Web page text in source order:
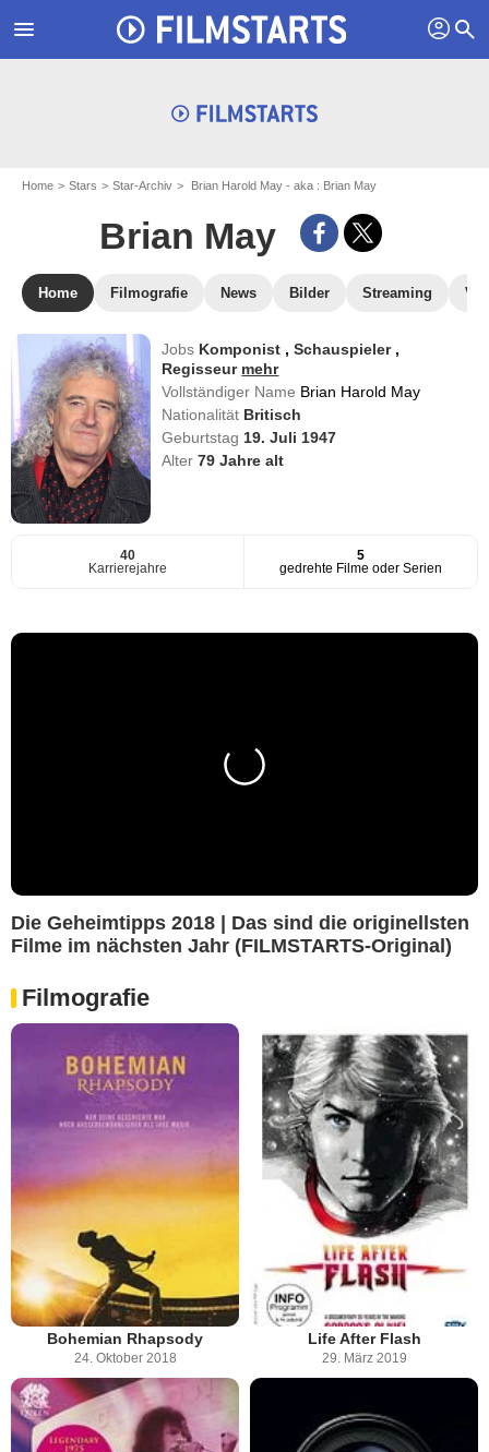
menu profil search
Home Stars Star-Archiv Brian Harold May - aka : Brian May
Brian May
Home Filmografie News Bilder Streaming
Jobs Komponist ,Schauspieler ,
Regisseur mehr
Vollständiger Name Brian Harold May
Nationalität Britisch
Geburtstag 19. Juli 1947
Alter79 Jahre alt
40
Karrierejahre
5
gedrehte Filme oder Serien
Die Geheimtipps 2018 | Das sind die originellsten
Filme im nächsten Jahr (FILMSTARTS-Original)
Filmografie
Bohemian Rhapsody
24. Oktober 2018
Life After Flash
29. März 2019